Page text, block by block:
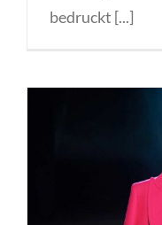
bedruckt [...]